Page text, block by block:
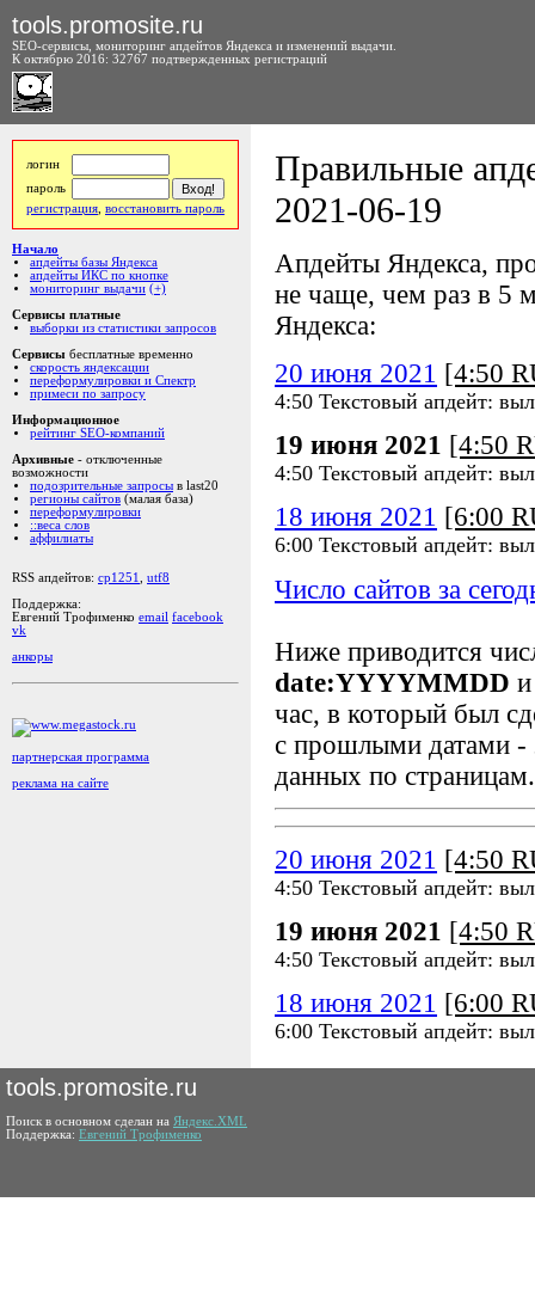
tools.promosite.ru
SEO-сервисы, мониторинг апдейтов Яндекса и изменений выдачи.
К октябрю 2016: 32767 подтвержденных регистраций
логин
пароль
регистрация восстановить пароль
Начало
апдейты базы Яндекса
апдейты ИКС по кнопке
мониторинг выдачи (+)
Сервисы платные
выборки из статистики запросов
Сервисы бесплатные временно
скорость яндексации
переформулировки и Спектр
примеси по запросу
Информационное
рейтинг SEO-компаний
Архивные - отключенные
возможности
подозрительные запросы в last20
регионы сайтов (малая база)
переформулировки
::веса слов
аффилиаты
RSS апдейтов: cp1251
utf8
Поддержка:
Евгений Трофименко email facebook
vk
анкоры
партнерская программа
реклама на сайте
Правильные
2021-06-19
Апдейты Яндекса,
не чаще, чем раз в 5
Яндекса:
20 июня 2021 [4:50
4:50 Текстовый апдейт:
19 июня 2021 [4:50
4:50 Текстовый апдейт:
18 июня 2021 [6:00
6:00 Текстовый апдейт:
Число сайтов за
Ниже приводится
date:YYYYMMDD
час, в который был
с прошлыми датами -
данных по страницам.
20 июня 2021 [4:50
4:50 Текстовый апдейт:
19 июня 2021 [4:50
4:50 Текстовый апдейт:
18 июня 2021 [6:00
6:00 Текстовый апдейт:
tools.promosite.ru
Поиск в основном сделан на Яндекс.XML
Поддержка: Евгений Трофименко